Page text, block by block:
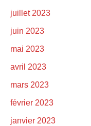
juillet 2023
juin 2023
mai 2023
avril 2023
mars 2023
février 2023
janvier 2023